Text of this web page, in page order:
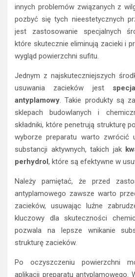
innych problemów związanych z
pozbyć się tych nieestetycznych
jest zastosowanie specjalnych
które skutecznie eliminują zacieki i
wygląd powierzchni sufitu.
Jednym z najskuteczniejszych
usuwania zacieków jest
antyplamowy. Takie produkty są
sklepach budowlanych i
składniki, które penetrują strukturę
wyborze preparatu warto zwrócić
substancji aktywnych, takich jak
perhydrol , które są efektywne w
Należy pamiętać, że przed
antyplamowego zawsze warto
zacieków, usuwając luźne
kluczowy dla skuteczności
pozwala na lepsze wnikanie
strukturę zacieków.
Po oczyszczeniu powierzchni
aplikacji preparatu antyplamowego.